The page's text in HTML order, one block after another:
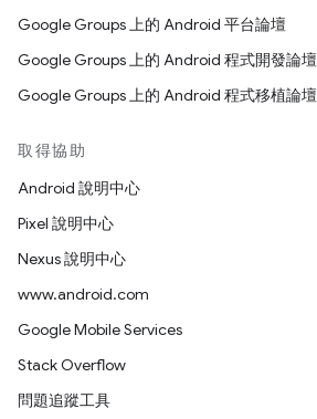
Google Groups 上的 Android 平台論壇
Google Groups 上的 Android 程式開發論壇
Google Groups 上的 Android 程式移植論壇
取得協助
Android 說明中心
Pixel 說明中心
Nexus 說明中心
www.android.com
Google Mobile Services
Stack Overflow
問題追蹤工具